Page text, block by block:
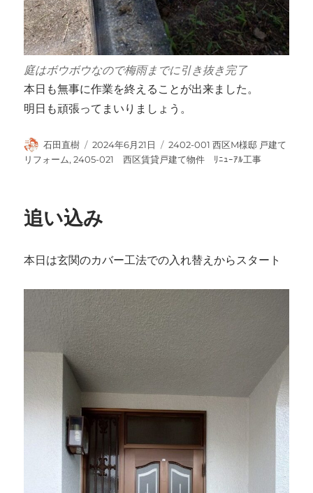
庭はボウボウなので梅雨までに引き抜き完了
本日も無事に作業を終えることが出来ました。
明日も頑張ってまいりましょう。
投
稿
石田直樹
投
稿
2024年6月21日
カ
テ
2402-001 西区M様邸 戸建て
リフォーム,2405-021 西区賃貸戸建て物件 ﾘﾆｭｰｱﾙ工事
追い込み
本日は玄関のカバー工法での入れ替えからスタート